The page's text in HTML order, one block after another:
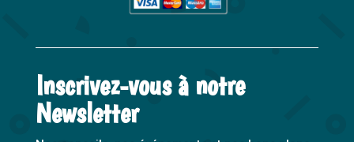
Inscrivez-vous à notre
Newsletter